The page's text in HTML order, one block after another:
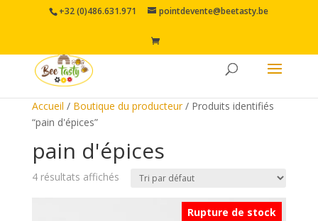
+32 (0)486.631.971 pointdevente@beetasty.be
Accueil / Boutique du producteur/ Produits identifiés
“pain d'épices”
pain d'épices
4 résultats affichés
Rupture de stock